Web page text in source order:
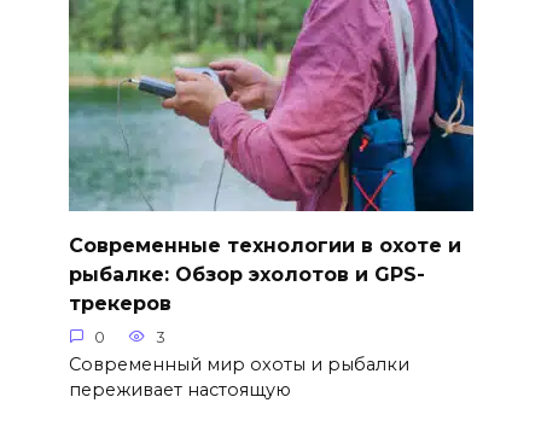
Современные технологии в охоте и
рыбалке: Обзор эхолотов и GPS-
трекеров
0 3
Современный мир охоты и рыбалки
переживает настоящую